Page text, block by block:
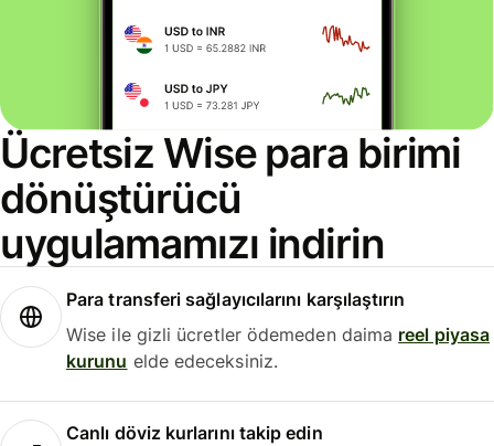
Ücretsiz Wise para birimi
dönüştürücü
uygulamamızı indirin
Para transferi sağlayıcılarını karşılaştırın
Wise ile gizli ücretler ödemeden daima reel piyasa
kurunu elde edeceksiniz.
Canlı döviz kurlarını takip edin